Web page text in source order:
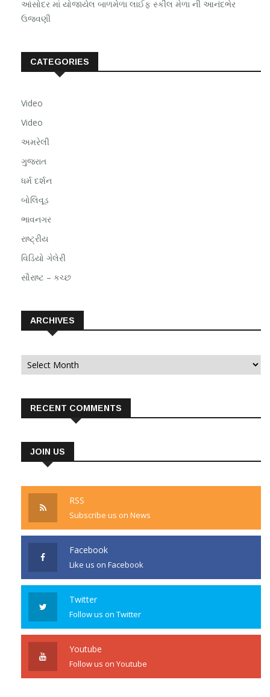
આંસોદર માં યોજાયેલ બાળમેળા લાઈફ સ્કીલ મેળા ની આનંદભેર
ઉજવણી
CATEGORIES
Video
Video
અમરેલી
ગુજરાત
ધર્મ દર્શન
બોલિવૂડ
ભાવનગર
રાષ્ટ્રીય
વિડિયો ગેલેરી
સૌરાષ્ટ – કચ્છ
ARCHIVES
Archives
RECENT COMMENTS
JOIN US
RSS
Subscribe us on News
Facebook
Like us on Facebook
Twitter
Follow us on Twitter
Youtube
Follow us on Youtube